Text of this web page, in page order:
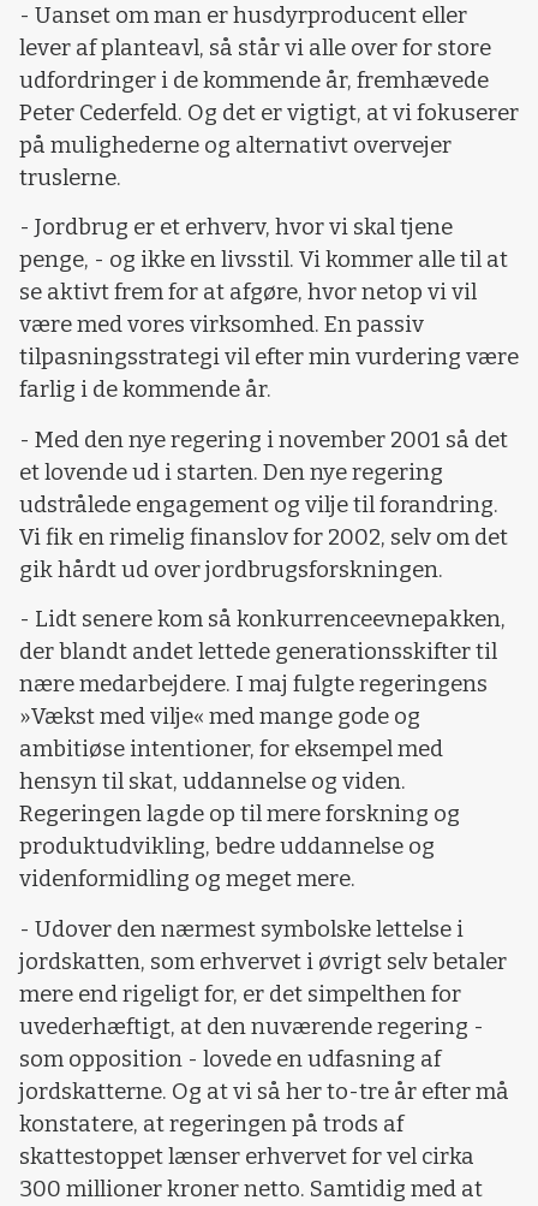
- Uanset om man er husdyrproducent eller
lever af planteavl, så står vi alle over for store
udfordringer i de kommende år, fremhævede
Peter Cederfeld. Og det er vigtigt, at vi fokuserer
på mulighederne og alternativt overvejer
truslerne.
- Jordbrug er et erhverv, hvor vi skal tjene
penge, - og ikke en livsstil. Vi kommer alle til at
se aktivt frem for at afgøre, hvor netop vi vil
være med vores virksomhed. En passiv
tilpasningsstrategi vil efter min vurdering være
farlig i de kommende år.
- Med den nye regering i november 2001 så det
et lovende ud i starten. Den nye regering
udstrålede engagement og vilje til forandring.
Vi fik en rimelig finanslov for 2002, selv om det
gik hårdt ud over jordbrugsforskningen.
- Lidt senere kom så konkurrenceevnepakken,
der blandt andet lettede generationsskifter til
nære medarbejdere. I maj fulgte regeringens
»Vækst med vilje« med mange gode og
ambitiøse intentioner, for eksempel med
hensyn til skat, uddannelse og viden.
Regeringen lagde op til mere forskning og
produktudvikling, bedre uddannelse og
videnformidling og meget mere.
- Udover den nærmest symbolske lettelse i
jordskatten, som erhvervet i øvrigt selv betaler
mere end rigeligt for, er det simpelthen for
uvederhæftigt, at den nuværende regering -
som opposition - lovede en udfasning af
jordskatterne. Og at vi så her to-tre år efter må
konstatere, at regeringen på trods af
skattestoppet lænser erhvervet for vel cirka
300 millioner kroner netto. Samtidig med at